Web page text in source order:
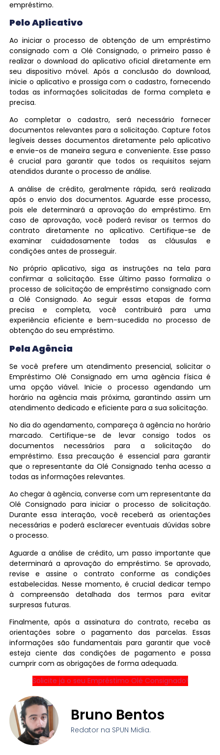
empréstimo.
Pelo Aplicativo
Ao iniciar o processo de obtenção de um empréstimo
consignado com a Olé Consignado, o primeiro passo é
realizar o download do aplicativo oficial diretamente em
seu dispositivo móvel. Após a conclusão do download,
inicie o aplicativo e prossiga com o cadastro, fornecendo
todas as informações solicitadas de forma completa e
precisa.
Ao completar o cadastro, será necessário fornecer
documentos relevantes para a solicitação. Capture fotos
legíveis desses documentos diretamente pelo aplicativo
e envie-os de maneira segura e conveniente. Esse passo
é crucial para garantir que todos os requisitos sejam
atendidos durante o processo de análise.
A análise de crédito, geralmente rápida, será realizada
após o envio dos documentos. Aguarde esse processo,
pois ele determinará a aprovação do empréstimo. Em
caso de aprovação, você poderá revisar os termos do
contrato diretamente no aplicativo. Certifique-se de
examinar cuidadosamente todas as cláusulas e
condições antes de prosseguir.
No próprio aplicativo, siga as instruções na tela para
confirmar a solicitação. Esse último passo formaliza o
processo de solicitação de empréstimo consignado com
a Olé Consignado. Ao seguir essas etapas de forma
precisa e completa, você contribuirá para uma
experiência eficiente e bem-sucedida no processo de
obtenção do seu empréstimo.
Pela Agência
Se você prefere um atendimento presencial, solicitar o
Empréstimo Olé Consignado em uma agência física é
uma opção viável. Inicie o processo agendando um
horário na agência mais próxima, garantindo assim um
atendimento dedicado e eficiente para a sua solicitação.
No dia do agendamento, compareça à agência no horário
marcado. Certifique-se de levar consigo todos os
documentos necessários para a solicitação do
empréstimo. Essa precaução é essencial para garantir
que o representante da Olé Consignado tenha acesso a
todas as informações relevantes.
Ao chegar à agência, converse com um representante da
Olé Consignado para iniciar o processo de solicitação.
Durante essa interação, você receberá as orientações
necessárias e poderá esclarecer eventuais dúvidas sobre
o processo.
Aguarde a análise de crédito, um passo importante que
determinará a aprovação do empréstimo. Se aprovado,
revise e assine o contrato conforme as condições
estabelecidas. Nesse momento, é crucial dedicar tempo
à compreensão detalhada dos termos para evitar
surpresas futuras.
Finalmente, após a assinatura do contrato, receba as
orientações sobre o pagamento das parcelas. Essas
informações são fundamentais para garantir que você
esteja ciente das condições de pagamento e possa
cumprir com as obrigações de forma adequada.
Solicite já o seu Empréstimo Olé Consignado!
Bruno Bentos
Redator na SPUN Midia.